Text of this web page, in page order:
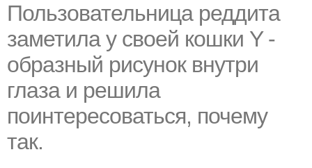
Пользовательница реддита
заметила у своей кошки Y -
образный рисунок внутри
глаза и решила
поинтересоваться, почему
так.